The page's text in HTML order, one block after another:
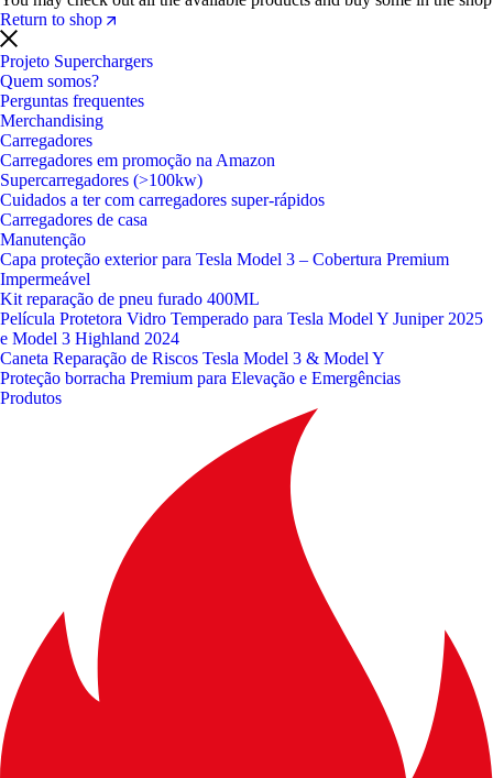
Return to shop
Projeto Superchargers
Quem somos?
Perguntas frequentes
Merchandising
Carregadores
Carregadores em promoção na Amazon
Supercarregadores (>100kw)
Cuidados a ter com carregadores super-rápidos
Carregadores de casa
Manutenção
Capa proteção exterior para Tesla Model 3 – Cobertura Premium
Impermeável
Kit reparação de pneu furado 400ML
Película Protetora Vidro Temperado para Tesla Model Y Juniper 2025
e Model 3 Highland 2024
Caneta Reparação de Riscos Tesla Model 3 & Model Y
Proteção borracha Premium para Elevação e Emergências
Produtos